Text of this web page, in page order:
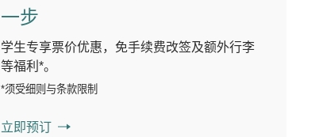
一步
学生专享票价优惠，免手续费改签及额外行李
等福利*。
*须受细则与条款限制
立即预订